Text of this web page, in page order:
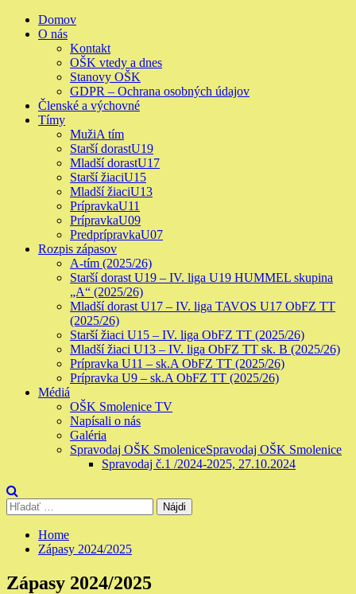
Skip
Primary
Menu
Domov
O nás
Kontakt
OŠK vtedy a dnes
Stanovy OŠK
GDPR – Ochrana osobných údajov
Členské a výchovné
Tímy
MužiA tím
Starší dorastU19
Mladší dorastU17
Starší žiaciU15
Mladší žiaciU13
PrípravkaU11
PrípravkaU09
PredprípravkaU07
Rozpis zápasov
A-tím (2025/26)
Starší dorast U19 – IV. liga U19 HUMMEL skupina
„A“ (2025/26)
Mladší dorast U17 – IV. liga TAVOS U17 ObFZ TT
(2025/26)
Starší žiaci U15 – IV. liga ObFZ TT (2025/26)
Mladší žiaci U13 – IV. liga ObFZ TT sk. B (2025/26)
Prípravka U11 – sk.A ObFZ TT (2025/26)
Prípravka U9 – sk.A ObFZ TT (2025/26)
Médiá
OŠK Smolenice TV
Napísali o nás
Galéria
Spravodaj OŠK SmoleniceSpravodaj OŠK Smolenice
Spravodaj č.1 /2024-2025, 27.10.2024
Hľadať:
Home
Zápasy 2024/2025
Zápasy 2024/2025